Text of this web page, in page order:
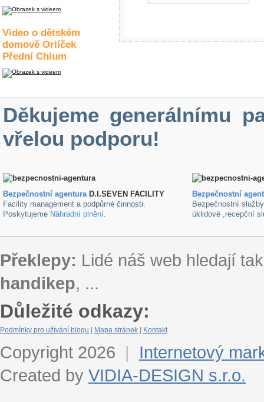
Video o dětském
domově Orlíček
Přední Chlum
Děkujeme generálnímu
vřelou podporu!
Bezpečnostní agenturaD.I.SEVEN FACILITY
Facility management a podpůrné činnosti.
Poskytujeme Náhradní plnění.
Bezpečnostní
Bezpečnostní
úklidové ,recepční
Překlepy: Lidé náš web hledají
handikep, ...
Důležité odkazy:
Podmínky pro užívání blogu Mapa stránek Kontakt
Copyright 2026 |
Internetový
Created by VIDIA-DESIGN s.r.o.